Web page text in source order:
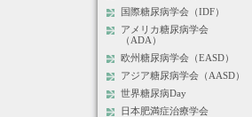
国際糖尿病学会（IDF）
アメリカ糖尿病学会
（ADA）
欧州糖尿病学会（EASD）
アジア糖尿病学会（AASD）
世界糖尿病Day
日本肥満症治療学会